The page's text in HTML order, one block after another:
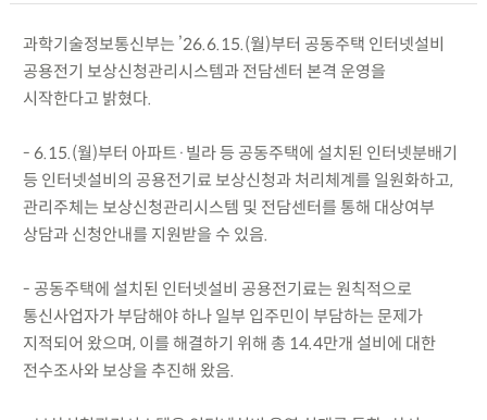
과학기술정보통신부는 ’26.6.15.(월)부터 공동주택 인터넷설비
공용전기 보상신청관리시스템과 전담센터 본격 운영을
시작한다고 밝혔다.
- 6.15.(월)부터 아파트·빌라 등 공동주택에 설치된 인터넷분배기
등 인터넷설비의 공용전기료 보상신청과 처리체계를 일원화하고,
관리주체는 보상신청관리시스템 및 전담센터를 통해 대상여부
상담과 신청안내를 지원받을 수 있음.
- 공동주택에 설치된 인터넷설비 공용전기료는 원칙적으로
통신사업자가 부담해야 하나 일부 입주민이 부담하는 문제가
지적되어 왔으며, 이를 해결하기 위해 총 14.4만개 설비에 대한
전수조사와 보상을 추진해 왔음.